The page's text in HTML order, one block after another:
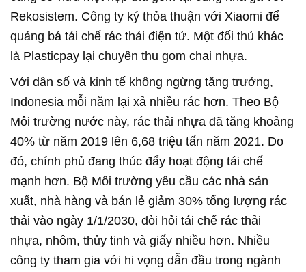
Rekosistem. Công ty ký thỏa thuận với Xiaomi để
quảng bá tái chế rác thải điện tử. Một đối thủ khác
là Plasticpay lại chuyên thu gom chai nhựa.
Với dân số và kinh tế không ngừng tăng trưởng,
Indonesia mỗi năm lại xả nhiều rác hơn. Theo Bộ
Môi trường nước này, rác thải nhựa đã tăng khoảng
40% từ năm 2019 lên 6,68 triệu tấn năm 2021. Do
đó, chính phủ đang thúc đẩy hoạt động tái chế
mạnh hơn. Bộ Môi trường yêu cầu các nhà sản
xuất, nhà hàng và bán lẻ giảm 30% tổng lượng rác
thải vào ngày 1/1/2030, đòi hỏi tái chế rác thải
nhựa, nhôm, thủy tinh và giấy nhiều hơn. Nhiều
công ty tham gia với hi vọng dẫn đầu trong ngành